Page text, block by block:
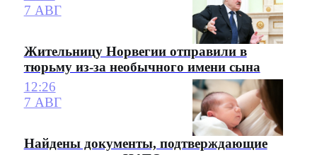
7 АВГ
Жительницу Норвегии отправили в
тюрьму из-за необычного имени сына
12:26
7 АВГ
Найдены документы, подтверждающие